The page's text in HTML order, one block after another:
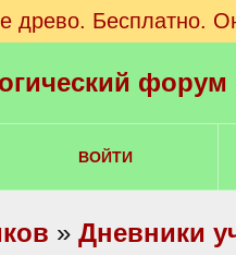
древо. Бесплатно.
ВОЙТИ
» Дневники